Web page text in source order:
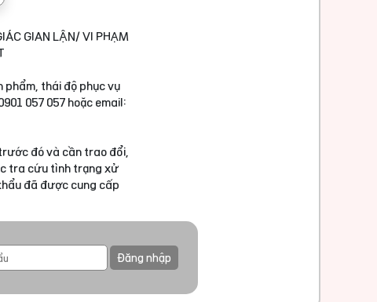
GIAN LẬN/ VI PHẠM
phẩm, thái độ phục vụ
057 057 hoặc email:
đó và cần trao đổi,
tra cứu tình trạng xử
đã được cung cấp
Đăng nhập